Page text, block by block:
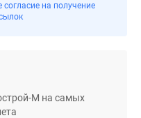
согласие на получение
М на самых